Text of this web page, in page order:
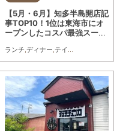
知多市,東浦町,阿久比町
【5月・6月】知多半島開店記
事TOP10！1位は東海市にオ
ープンしたコスパ最強スーパ
ランチ,ディナー,テイクアウト